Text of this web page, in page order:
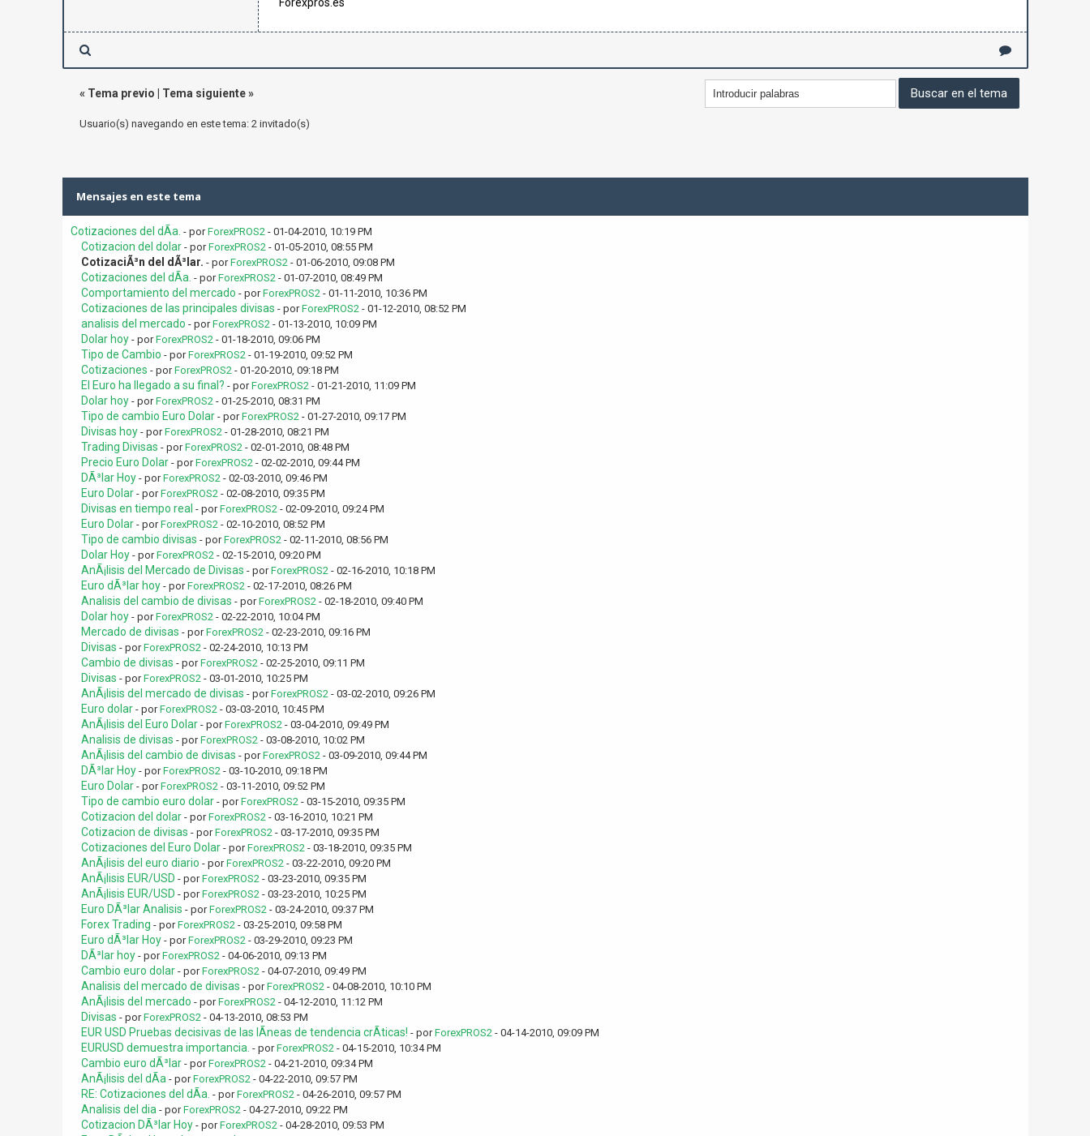
« Tema previo Tema siguiente»
Usuario(s) navegando en este tema: 2 invitado(s)
Mensajes en este tema
Cotizaciones del dÃ­a. - porForexPROS2- 01-04-2010, 10:19 PM
Cotizacion del dolar - porForexPROS2- 01-05-2010, 08:55 PM
CotizaciÃ³n del dÃ³lar. - porForexPROS2- 01-06-2010, 09:08 PM
Cotizaciones del dÃ­a. - porForexPROS2- 01-07-2010, 08:49 PM
Comportamiento del mercado - porForexPROS2- 01-11-2010, 10:36 PM
Cotizaciones de las principales divisas - porForexPROS2- 01-12-2010, 08:52 PM
analisis del mercado - porForexPROS2- 01-13-2010, 10:09 PM
Dolar hoy - porForexPROS2- 01-18-2010, 09:06 PM
Tipo de Cambio - porForexPROS2- 01-19-2010, 09:52 PM
Cotizaciones - porForexPROS2- 01-20-2010, 09:18 PM
El Euro ha llegado a su final? - porForexPROS2- 01-21-2010, 11:09 PM
Dolar hoy - porForexPROS2- 01-25-2010, 08:31 PM
Tipo de cambio Euro Dolar - porForexPROS2- 01-27-2010, 09:17 PM
Divisas hoy - porForexPROS2- 01-28-2010, 08:21 PM
Trading Divisas - porForexPROS2- 02-01-2010, 08:48 PM
Precio Euro Dolar - porForexPROS2- 02-02-2010, 09:44 PM
DÃ³lar Hoy - porForexPROS2- 02-03-2010, 09:46 PM
Euro Dolar - porForexPROS2- 02-08-2010, 09:35 PM
Divisas en tiempo real - porForexPROS2- 02-09-2010, 09:24 PM
Euro Dolar - porForexPROS2- 02-10-2010, 08:52 PM
Tipo de cambio divisas - porForexPROS2- 02-11-2010, 08:56 PM
Dolar Hoy - porForexPROS2- 02-15-2010, 09:20 PM
AnÃ¡lisis del Mercado de Divisas - porForexPROS2- 02-16-2010, 10:18 PM
Euro dÃ³lar hoy - porForexPROS2- 02-17-2010, 08:26 PM
Analisis del cambio de divisas - porForexPROS2- 02-18-2010, 09:40 PM
Dolar hoy - porForexPROS2- 02-22-2010, 10:04 PM
Mercado de divisas - porForexPROS2- 02-23-2010, 09:16 PM
Divisas - porForexPROS2- 02-24-2010, 10:13 PM
Cambio de divisas - porForexPROS2- 02-25-2010, 09:11 PM
Divisas - porForexPROS2- 03-01-2010, 10:25 PM
AnÃ¡lisis del mercado de divisas - porForexPROS2- 03-02-2010, 09:26 PM
Euro dolar - porForexPROS2- 03-03-2010, 10:45 PM
AnÃ¡lisis del Euro Dolar - porForexPROS2- 03-04-2010, 09:49 PM
Analisis de divisas - porForexPROS2- 03-08-2010, 10:02 PM
AnÃ¡lisis del cambio de divisas - porForexPROS2- 03-09-2010, 09:44 PM
DÃ³lar Hoy - porForexPROS2- 03-10-2010, 09:18 PM
Euro Dolar - porForexPROS2- 03-11-2010, 09:52 PM
Tipo de cambio euro dolar - porForexPROS2- 03-15-2010, 09:35 PM
Cotizacion del dolar - porForexPROS2- 03-16-2010, 10:21 PM
Cotizacion de divisas - porForexPROS2- 03-17-2010, 09:35 PM
Cotizaciones del Euro Dolar - porForexPROS2- 03-18-2010, 09:35 PM
AnÃ¡lisis del euro diario - porForexPROS2- 03-22-2010, 09:20 PM
AnÃ¡lisis EUR/USD - porForexPROS2- 03-23-2010, 09:35 PM
AnÃ¡lisis EUR/USD - porForexPROS2- 03-23-2010, 10:25 PM
Euro DÃ³lar Analisis - porForexPROS2- 03-24-2010, 09:37 PM
Forex Trading - porForexPROS2- 03-25-2010, 09:58 PM
Euro dÃ³lar Hoy - porForexPROS2- 03-29-2010, 09:23 PM
DÃ³lar hoy - porForexPROS2- 04-06-2010, 09:13 PM
Cambio euro dolar - porForexPROS2- 04-07-2010, 09:49 PM
Analisis del mercado de divisas - porForexPROS2- 04-08-2010, 10:10 PM
AnÃ¡lisis del mercado - porForexPROS2- 04-12-2010, 11:12 PM
Divisas - porForexPROS2- 04-13-2010, 08:53 PM
EUR USD Pruebas decisivas de las lÃ­neas de tendencia crÃ­ticas! - porForexPROS2- 04-14-2010, 09:09 PM
EURUSD demuestra importancia. - porForexPROS2- 04-15-2010, 10:34 PM
Cambio euro dÃ³lar - porForexPROS2- 04-21-2010, 09:34 PM
AnÃ¡lisis del dÃ­a - porForexPROS2- 04-22-2010, 09:57 PM
RE: Cotizaciones del dÃ­a. - porForexPROS2- 04-26-2010, 09:57 PM
Analisis del dia - porForexPROS2- 04-27-2010, 09:22 PM
Cotizacion DÃ³lar Hoy - porForexPROS2- 04-28-2010, 09:53 PM